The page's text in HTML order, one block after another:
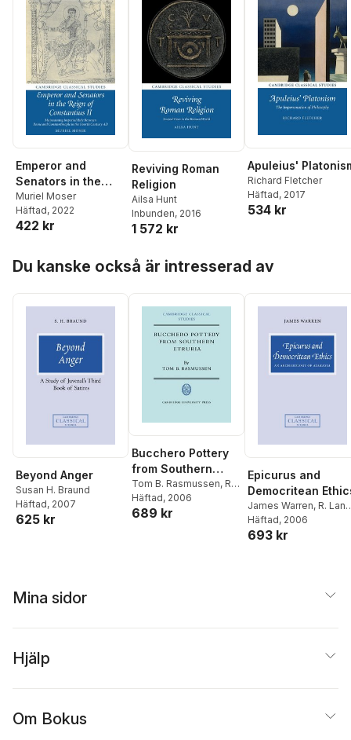
Emperor and
Senators in the
Reign of
Constantius II
Muriel Moser
Häftad, 2022
422 kr
Reviving Roman
Religion
Ailsa Hunt
Inbunden, 2016
1 572 kr
Apuleius'
Richard Fletcher
Häftad, 2017
534 kr
Du kanske också är intresserad av
Beyond Anger
Susan H. Braund
Häftad, 2007
625 kr
Bucchero Pottery
from Southern
Etruria
Tom B. Rasmussen, R.
Lanny Hunter
Osborne
Häftad, 2006
689 kr
Epicurus and
Democritean
James Warren, R.
Hunter, R. G. Osborne
Häftad, 2006
693 kr
Mina sidor
Hjälp
Om Bokus